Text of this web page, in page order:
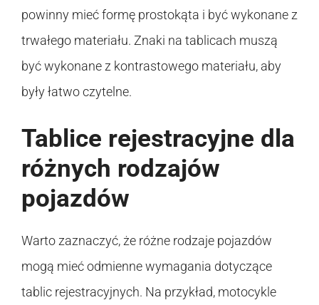
powinny mieć formę prostokąta i być wykonane z
trwałego materiału. Znaki na tablicach muszą
być wykonane z kontrastowego materiału, aby
były łatwo czytelne.
Tablice rejestracyjne dla
różnych rodzajów
pojazdów
Warto zaznaczyć, że różne rodzaje pojazdów
mogą mieć odmienne wymagania dotyczące
tablic rejestracyjnych. Na przykład, motocykle